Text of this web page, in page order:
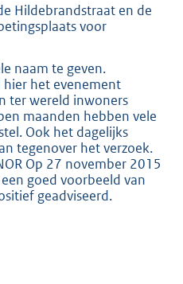
Hildebrandstraat en de
voor
naam te geven.
het evenement
ter wereld inwoners
maanden hebben vele
Ook het dagelijks
tegenover het verzoek.
Op 27 november 2015
goed voorbeeld van
geadviseerd.